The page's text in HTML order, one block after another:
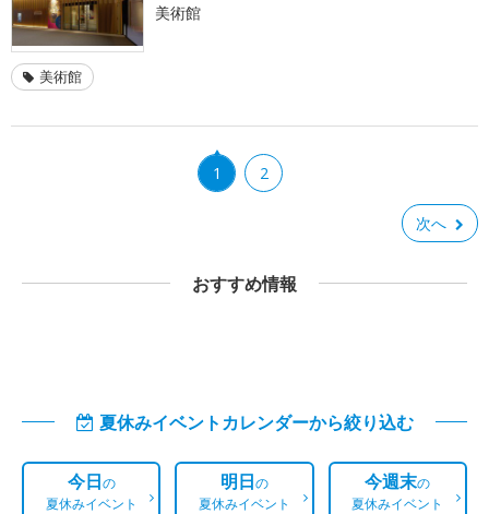
美術館
美術館
1 2
次へ
おすすめ情報
夏休みイベントカレンダーから絞り込む
今日の
夏休みイベント
明日の
夏休みイベント
今週末の
夏休みイベント